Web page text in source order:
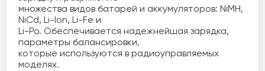
множества видов батарей и аккумуляторов: NiMH,
NiCd, Li-Ion, Li-Fe и
Li-Po. Обеспечивается надежнейшая зарядка,
параметры балансировки,
которые используются в радиоуправляемых
моделях.